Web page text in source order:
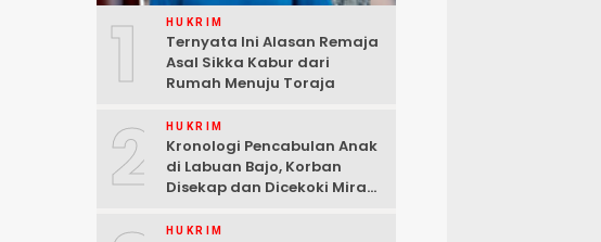
1 HUKRIM
Ternyata Ini Alasan Remaja
Asal Sikka Kabur dari
Rumah Menuju Toraja
2 HUKRIM
Kronologi Pencabulan Anak
di Labuan Bajo, Korban
Disekap dan Dicekoki Miras,
HUKRIM